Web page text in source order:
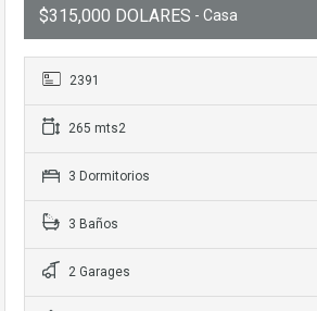
$315,000 DOLARES - Casa
2391
265 mts2
3 Dormitorios
3 Baños
2 Garages